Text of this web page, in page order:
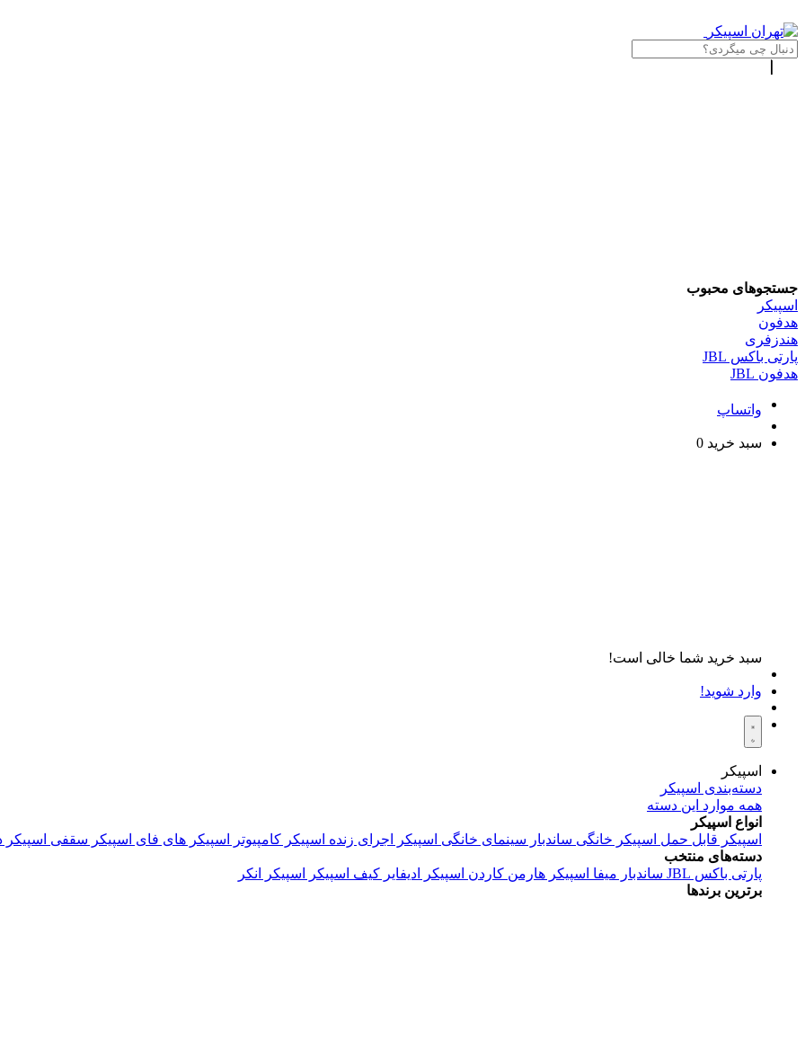
جستجوهای محبوب
اسپیکر
هدفون
هندزفری
پارتی باکس JBL
هدفون JBL
واتساپ
سبد خرید 0
سبد خرید شما خالی است!
وارد شوید!
اسپیکر
دسته‌بندی اسپیکر
همه موارد این دسته
انواع اسپیکر
اسپیکر قابل حمل اسپیکر خانگی ساندبار سینمای خانگی اسپیکر اجرای زنده اسپیکر کامپیوتر اسپیکر های فای اسپیکر سقفی اسپیکر
دسته‌های منتخب
پارتی باکس JBL
ساندبار میفا اسپیکر هارمن کاردن اسپیکر ادیفایر کیف اسپیکر
اسپیکر انکر
برترین برندها